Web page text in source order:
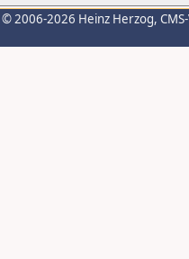
© 2006-2026 Heinz Herzog,